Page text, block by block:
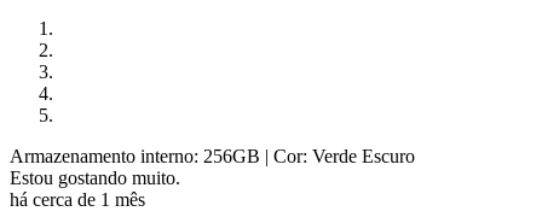
Armazenamento interno: 256GB | Cor: Verde Escuro
Estou gostando muito.
há cerca de 1 mês